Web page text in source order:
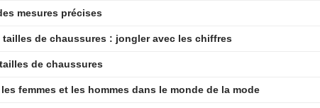
mesures précises
tailles de chaussures : jongler avec les chiffres
de chaussures
femmes et les hommes dans le monde de la mode